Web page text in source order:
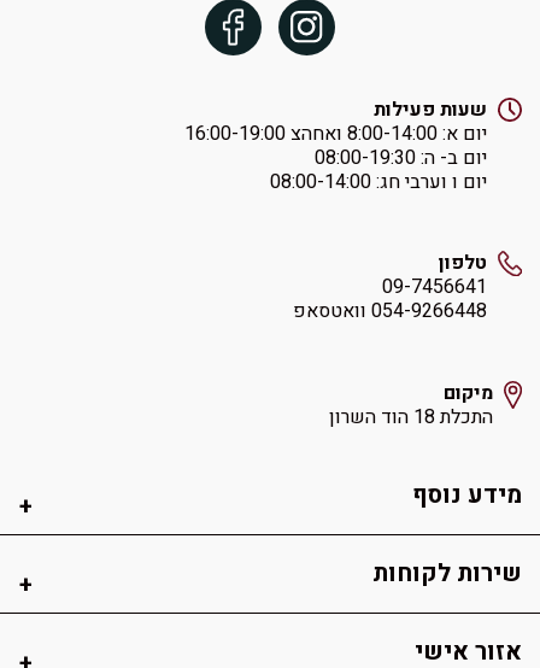
שעות פעילות
יום א: ‏8:00-14:00 ואחהצ 16:00-19:00
יום ב- ה: ‏08:00-19:30
יום ו וערבי חג: ‏08:00-14:00
טלפון
09-7456641
054-9266448 וואטסאפ
מיקום
התכלת 18 הוד השרון
מידע נוסף
שירות לקוחות
אזור אישי